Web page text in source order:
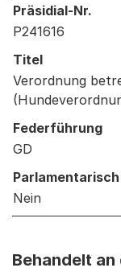
Informationen
Präsidial-Nr.
P241616
Titel
Verordnung
Federführung
GD
Parlamentarisch
Nein
Behandelt